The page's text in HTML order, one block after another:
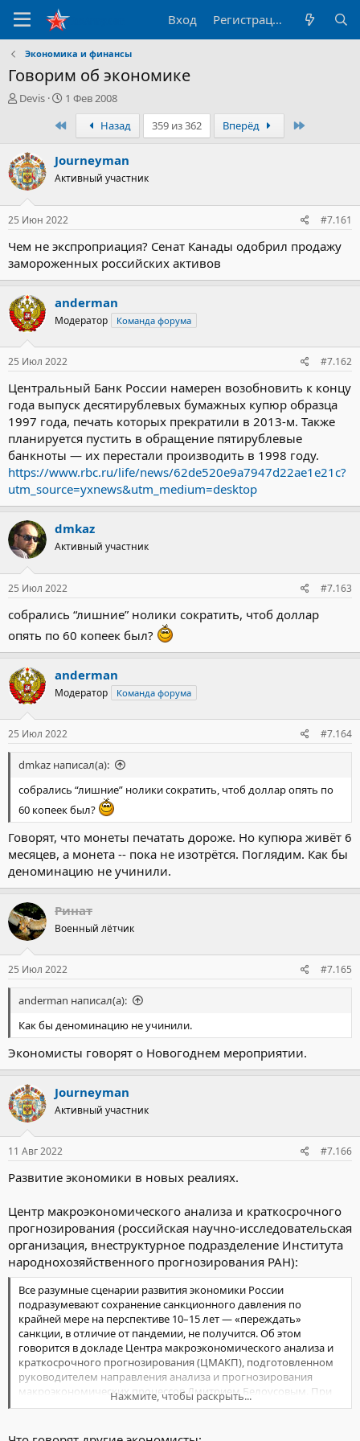
Вход Регистрация
Экономика и финансы
Говорим об экономике
А
р
т
е
м
ы
Devis
Д
т
н
а
ч
л
а
1 Фев 2008
ПервыйНазад 359 из 362 Вперёд
Journeyman
Активный участник
25 Июн 2022 #7.161
Чем не экспроприация? Сенат Канады одобрил продажу
замороженных российских активов
anderman
Модератор Команда форума
25 Июл 2022 #7.162
Центральный Банк России намерен возобновить к концу
года выпуск десятирублевых бумажных купюр образца
1997 года, печать которых прекратили в 2013-м. Также
планируется пустить в обращение пятирублевые
банкноты — их перестали производить в 1998 году.
https://www.rbc.ru/life/news/62de520e9a7947d22ae1e21c?
utm_source=yxnews&utm_medium=desktop
dmkaz
Активный участник
25 Июл 2022 #7.163
собрались “лишние” нолики сократить, чтоб доллар
опять по 60 копеек был?
anderman
Модератор Команда форума
25 Июл 2022 #7.164
dmkaz написал(а):
собрались “лишние” нолики сократить, чтоб доллар опять по
60 копеек был?
Говорят, что монеты печатать дороже. Но купюра живёт 6
месяцев, а монета -- пока не изотрётся. Поглядим. Как бы
деноминацию не учинили.
Ринат
Военный лётчик
25 Июл 2022 #7.165
anderman написал(а):
Как бы деноминацию не учинили.
Экономисты говорят о Новогоднем мероприятии.
Journeyman
Активный участник
11 Авг 2022 #7.166
Развитие экономики в новых реалиях.
Центр макроэкономического анализа и краткосрочного
прогнозирования (российская научно-исследовательская
организация, внеструктурное подразделение Института
народнохозяйственного прогнозирования РАН):
Все разумные сценарии развития экономики России
подразумевают сохранение санкционного давления по
крайней мере на перспективе 10–15 лет — «переждать»
санкции, в отличие от пандемии, не получится. Об этом
говорится в докладе Центра макроэкономического анализа и
краткосрочного прогнозирования (ЦМАКП), подготовленном
руководителем направления анализа и прогнозирования
макроэкономических процессов Дмитрием Белоусовым. При
этом санкционный режим всегда подвергается постепенной
Нажмите, чтобы раскрыть...